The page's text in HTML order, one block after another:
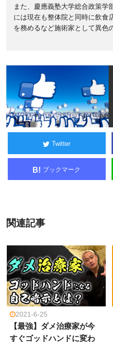
また、慶應義塾大学総合政策学
には現在も整体院と同時に飲食
を務めるなど施術家として異色
Twitter
B! ブックマーク
関連記事
2021-6-25
【最強】ダメ治療家が今
すぐゴッドハンドに変わ